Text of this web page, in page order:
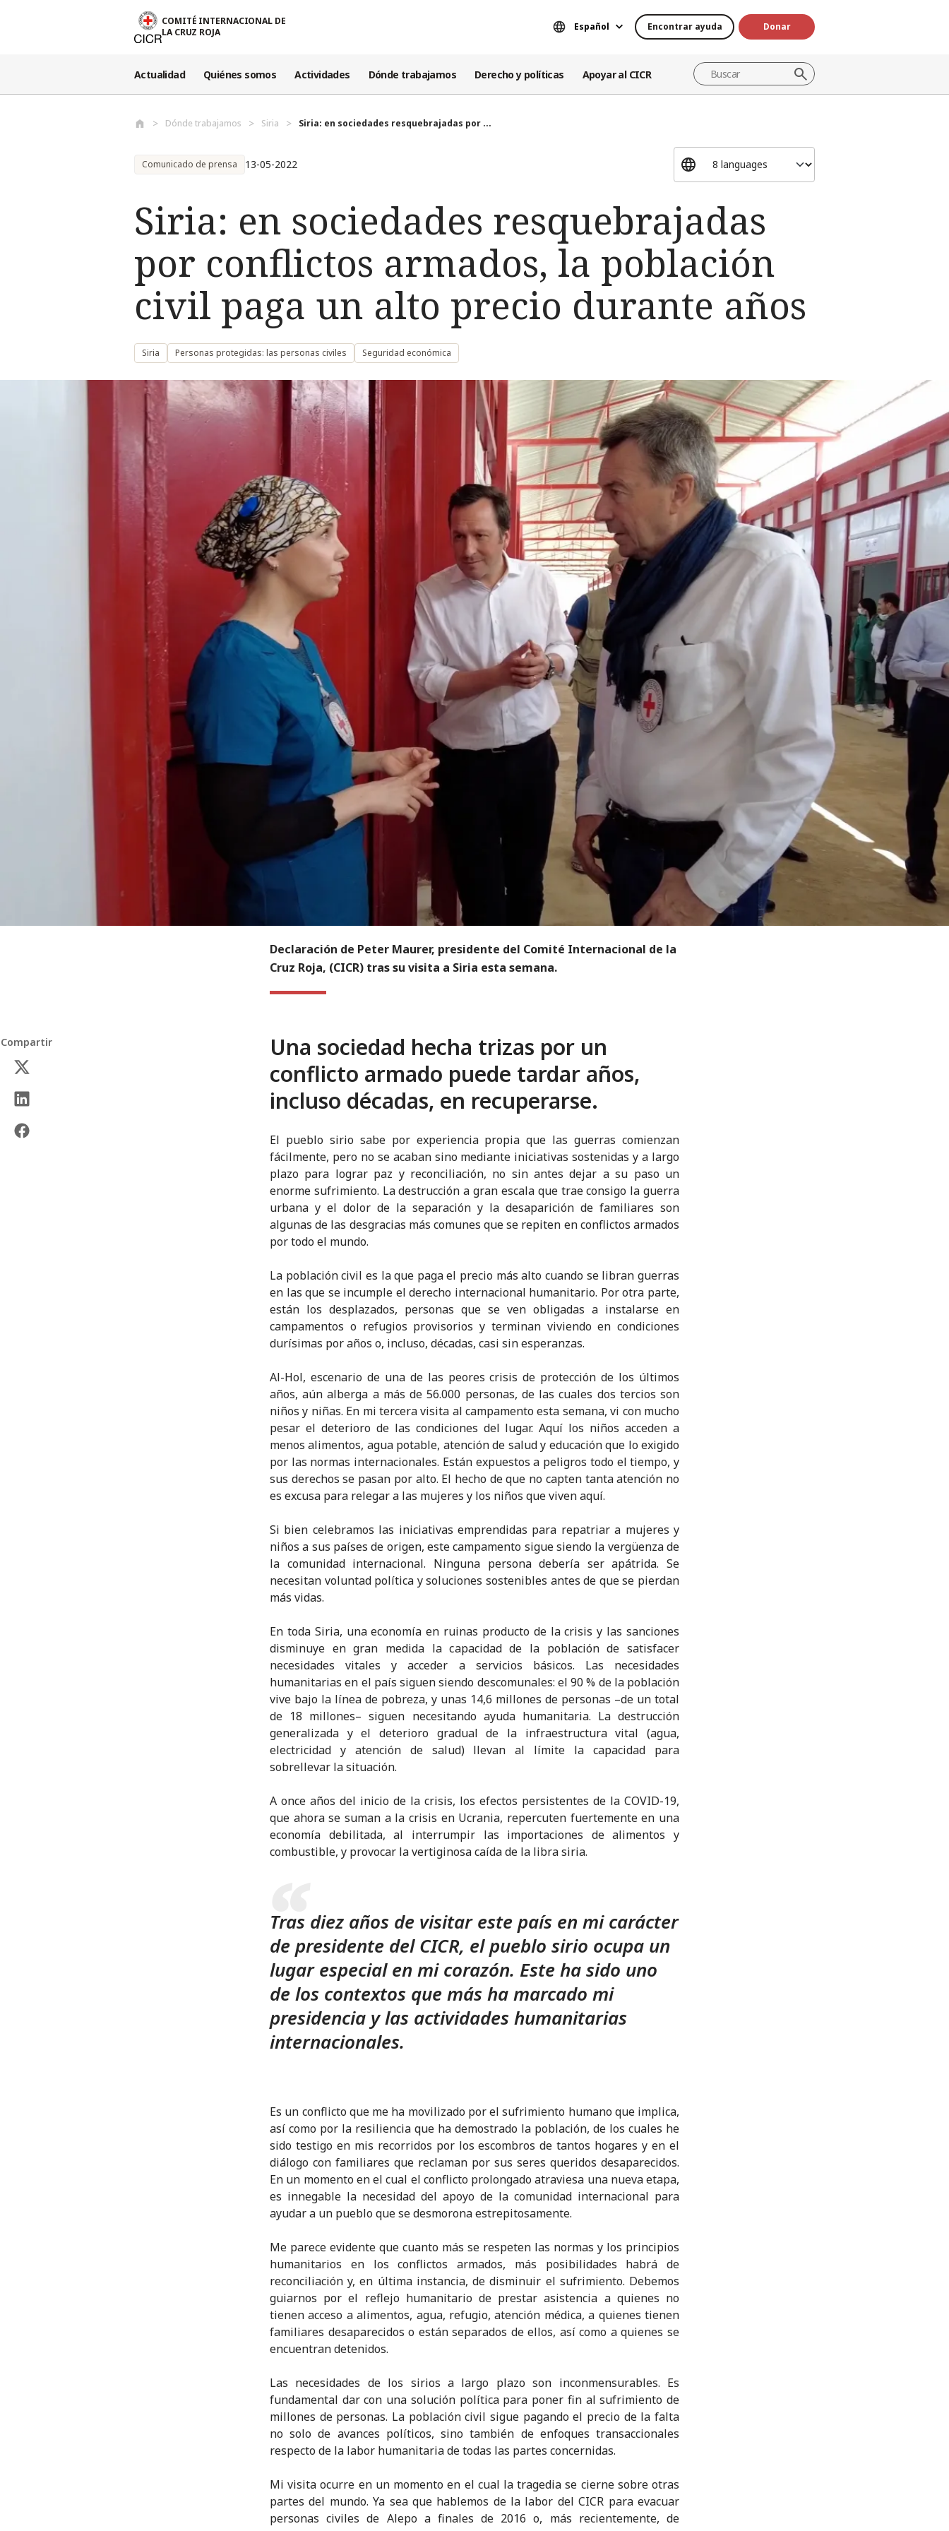
COMITÉ INTERNACIONAL DE
LA CRUZ ROJA
Español Encontrar ayuda Donar
Actualidad Quiénes somos Actividades Dónde trabajamos Derecho y políticas Apoyar al CICR
Dónde trabajamos Siria Siria: en sociedades resquebrajadas por ...
Comunicado de prensa 13-05-2022
Siria: en sociedades resquebrajadas
por conflictos armados, la población
civil paga un alto precio durante años
Siria Personas protegidas: las personas civiles Seguridad económica
Declaración de Peter Maurer, presidente del Comité Internacional de la
Cruz Roja, (CICR) tras su visita a Siria esta semana.
Compartir
Una sociedad hecha trizas por un
conflicto armado puede tardar años,
incluso décadas, en recuperarse.
El pueblo sirio sabe por experiencia propia que las guerras comienzan
fácilmente, pero no se acaban sino mediante iniciativas sostenidas y a largo
plazo para lograr paz y reconciliación, no sin antes dejar a su paso un
enorme sufrimiento. La destrucción a gran escala que trae consigo la guerra
urbana y el dolor de la separación y la desaparición de familiares son
algunas de las desgracias más comunes que se repiten en conflictos armados
por todo el mundo.
La población civil es la que paga el precio más alto cuando se libran guerras
en las que se incumple el derecho internacional humanitario. Por otra parte,
están los desplazados, personas que se ven obligadas a instalarse en
campamentos o refugios provisorios y terminan viviendo en condiciones
durísimas por años o, incluso, décadas, casi sin esperanzas.
Al-Hol, escenario de una de las peores crisis de protección de los últimos
años, aún alberga a más de 56.000 personas, de las cuales dos tercios son
niños y niñas. En mi tercera visita al campamento esta semana, vi con mucho
pesar el deterioro de las condiciones del lugar. Aquí los niños acceden a
menos alimentos, agua potable, atención de salud y educación que lo exigido
por las normas internacionales. Están expuestos a peligros todo el tiempo, y
sus derechos se pasan por alto. El hecho de que no capten tanta atención no
es excusa para relegar a las mujeres y los niños que viven aquí.
Si bien celebramos las iniciativas emprendidas para repatriar a mujeres y
niños a sus países de origen, este campamento sigue siendo la vergüenza de
la comunidad internacional. Ninguna persona debería ser apátrida. Se
necesitan voluntad política y soluciones sostenibles antes de que se pierdan
más vidas.
En toda Siria, una economía en ruinas producto de la crisis y las sanciones
disminuye en gran medida la capacidad de la población de satisfacer
necesidades vitales y acceder a servicios básicos. Las necesidades
humanitarias en el país siguen siendo descomunales: el 90 % de la población
vive bajo la línea de pobreza, y unas 14,6 millones de personas –de un total
de 18 millones– siguen necesitando ayuda humanitaria. La destrucción
generalizada y el deterioro gradual de la infraestructura vital (agua,
electricidad y atención de salud) llevan al límite la capacidad para
sobrellevar la situación.
A once años del inicio de la crisis, los efectos persistentes de la COVID-19,
que ahora se suman a la crisis en Ucrania, repercuten fuertemente en una
economía debilitada, al interrumpir las importaciones de alimentos y
combustible, y provocar la vertiginosa caída de la libra siria.
Tras diez años de visitar este país en mi carácter
de presidente del CICR, el pueblo sirio ocupa un
lugar especial en mi corazón. Este ha sido uno
de los contextos que más ha marcado mi
presidencia y las actividades humanitarias
internacionales.
Es un conflicto que me ha movilizado por el sufrimiento humano que implica,
así como por la resiliencia que ha demostrado la población, de los cuales he
sido testigo en mis recorridos por los escombros de tantos hogares y en el
diálogo con familiares que reclaman por sus seres queridos desaparecidos.
En un momento en el cual el conflicto prolongado atraviesa una nueva etapa,
es innegable la necesidad del apoyo de la comunidad internacional para
ayudar a un pueblo que se desmorona estrepitosamente.
Me parece evidente que cuanto más se respeten las normas y los principios
humanitarios en los conflictos armados, más posibilidades habrá de
reconciliación y, en última instancia, de disminuir el sufrimiento. Debemos
guiarnos por el reflejo humanitario de prestar asistencia a quienes no
tienen acceso a alimentos, agua, refugio, atención médica, a quienes tienen
familiares desaparecidos o están separados de ellos, así como a quienes se
encuentran detenidos.
Las necesidades de los sirios a largo plazo son inconmensurables. Es
fundamental dar con una solución política para poner fin al sufrimiento de
millones de personas. La población civil sigue pagando el precio de la falta
no solo de avances políticos, sino también de enfoques transaccionales
respecto de la labor humanitaria de todas las partes concernidas.
Mi visita ocurre en un momento en el cual la tragedia se cierne sobre otras
partes del mundo. Ya sea que hablemos de la labor del CICR para evacuar
personas civiles de Alepo a finales de 2016 o, más recientemente, de